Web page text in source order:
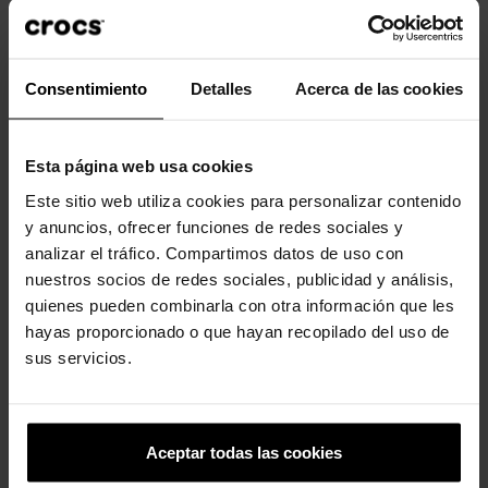
Consentimiento Detalles Acerca de las cookies
Esta página web usa cookies
Este sitio web utiliza cookies para personalizar contenido
y anuncios, ofrecer funciones de redes sociales y
analizar el tráfico. Compartimos datos de uso con
nuestros socios de redes sociales, publicidad y análisis,
quienes pueden combinarla con otra información que les
hayas proporcionado o que hayan recopilado del uso de
sus servicios.
Aceptar todas las cookies
Eles não são um brinquedo. Não recomendado para crianças
menores de 3 anos.
produto também compraram:
-20%
4,99 € 3,99 €